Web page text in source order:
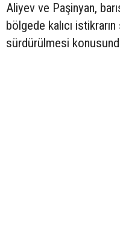
Aliyev ve Paşinyan,
bölgede kalıcı
sürdürülmesi